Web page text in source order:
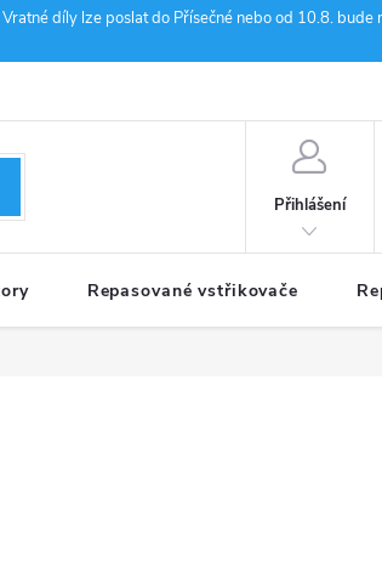
díly lze poslat do Přísečné nebo od 10.8. bude
Přihlášení
Repasované vstřikovače